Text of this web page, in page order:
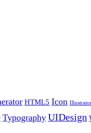
HTML5 Icon
Typography UIDesign